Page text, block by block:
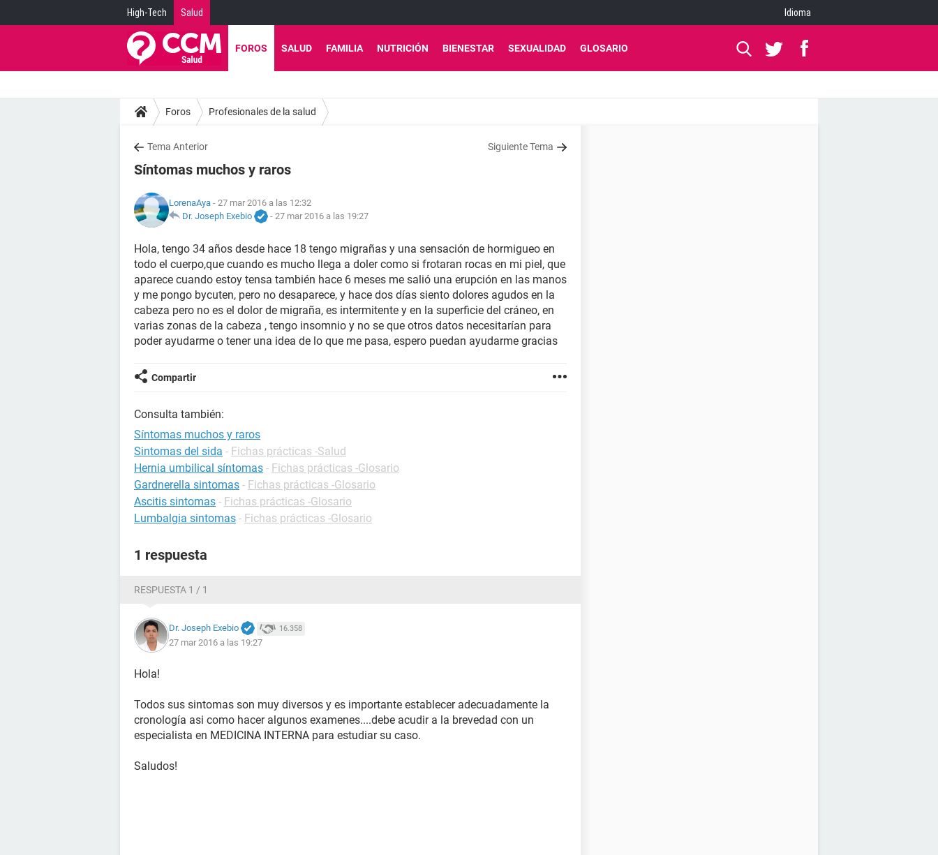
High-Tech Salud Idioma
FOROS SALUD FAMILIA NUTRICIÓN BIENESTAR SEXUALIDAD GLOSARIO
Foros Profesionales de la salud
Tema Anterior Siguiente Tema
Síntomas muchos y raros
LorenaAya - 27 mar 2016 a las 12:32
Dr. Joseph Exebio
- 27 mar 2016 a las 19:27
Hola, tengo 34 años desde hace 18 tengo migrañas y una sensación de hormigueo en
todo el cuerpo,que cuando es mucho llega a doler como si frotaran rocas en mi piel, que
aparece cuando estoy tensa también hace 6 meses me salió una erupción en las manos
y me pongo bycuten, pero no desaparece, y hace dos días siento dolores agudos en la
cabeza pero no es el dolor de migraña, es intermitente y en la superficie del cráneo, en
varias zonas de la cabeza , tengo insomnio y no se que otros datos necesitarían para
poder ayudarme o tener una idea de lo que me pasa, espero puedan ayudarme gracias
Compartir
Consulta también:
Síntomas muchos y raros
Sintomas del sida - Fichas prácticas -Salud
Hernia umbilical síntomas - Fichas prácticas -Glosario
Gardnerella sintomas - Fichas prácticas -Glosario
Ascitis sintomas - Fichas prácticas -Glosario
Lumbalgia sintomas - Fichas prácticas -Glosario
1 respuesta
RESPUESTA 1 / 1
Dr. Joseph Exebio 16.358
27 mar 2016 a las 19:27
Hola!
Todos sus sintomas son muy diversos y es importante establecer adecuadamente la
cronología asi como hacer algunos examenes....debe acudir a la brevedad con un
especialista en MEDICINA INTERNA para estudiar su caso.
Saludos!